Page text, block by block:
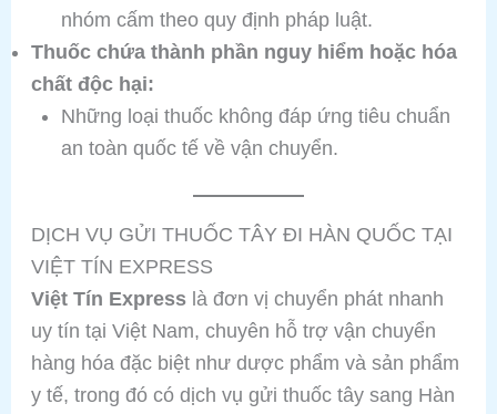
nhóm cấm theo quy định pháp luật.
Thuốc chứa thành phần nguy hiểm hoặc hóa
chất độc hại:
Những loại thuốc không đáp ứng tiêu chuẩn
an toàn quốc tế về vận chuyển.
DỊCH VỤ GỬI THUỐC TÂY ĐI HÀN QUỐC TẠI
VIỆT TÍN EXPRESS
Việt Tín Expresslà đơn vị chuyển phát nhanh
uy tín tại Việt Nam, chuyên hỗ trợ vận chuyển
hàng hóa đặc biệt như dược phẩm và sản phẩm
y tế, trong đó có dịch vụ gửi thuốc tây sang Hàn